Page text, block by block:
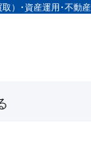
）･資産運用･不動